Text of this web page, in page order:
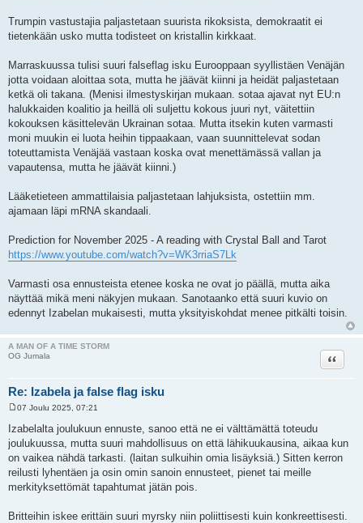
Trumpin vastustajia paljastetaan suurista rikoksista, demokraatit ei
tietenkään usko mutta todisteet on kristallin kirkkaat.
Marraskuussa tulisi suuri falseflag isku Eurooppaan syyllistäen Venäjän
jotta voidaan aloittaa sota, mutta he jäävät kiinni ja heidät paljastetaan
ketkä oli takana. (Menisi ilmestyskirjan mukaan. sotaa ajavat nyt EU:n
halukkaiden koalitio ja heillä oli suljettu kokous juuri nyt, väitettiin
kokouksen käsittelevän Ukrainan sotaa. Mutta itsekin kuten varmasti
moni muukin ei luota heihin tippaakaan, vaan suunnittelevat sodan
toteuttamista Venäjää vastaan koska ovat menettämässä vallan ja
vapautensa, mutta he jäävät kiinni.)
Lääketieteen ammattilaisia paljastetaan lahjuksista, ostettiin mm.
ajamaan läpi mRNA skandaali.
Prediction for November 2025 - A reading with Crystal Ball and Tarot
https://www.youtube.com/watch?v=WK3rriaS7Lk
Varmasti osa ennusteista etenee koska ne ovat jo päällä, mutta aika
näyttää mikä meni näkyjen mukaan. Sanotaanko että suuri kuvio on
edennyt Izabelan mukaisesti, mutta yksityiskohdat menee pitkälti toisin.
A MAN OF A TIME STORM
OG Jumala
Re: Izabela ja false flag isku
Lainaa
e
s
i
07 Joulu 2025, 07:21
Izabelalta joulukuun ennuste, sanoo että ne ei välttämättä toteudu
joulukuussa, mutta suuri mahdollisuus on että lähikuukausina, aikaa kun
on vaikea nähdä tarkasti. (laitan sulkuihin omia lisäyksiä.) Sitten kerron
reilusti lyhentäen ja osin omin sanoin ennusteet, pienet tai meille
merkityksettömät tapahtumat jätän pois.
Britteihin iskee erittäin suuri myrsky niin poliittisesti kuin konkreettisesti.